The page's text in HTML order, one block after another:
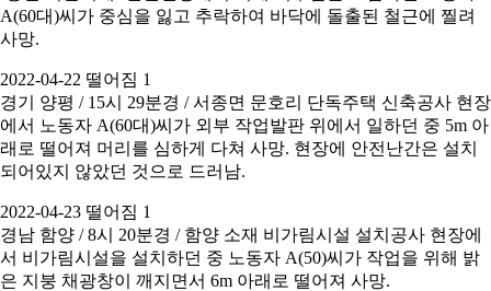
A(60대)씨가 중심을 잃고 추락하여 바닥에 돌출된 철근에 찔려
사망.
2022-04-22 떨어짐 1
경기 양평 / 15시 29분경 / 서종면 문호리 단독주택 신축공사 현장
에서 노동자 A(60대)씨가 외부 작업발판 위에서 일하던 중 5m 아
래로 떨어져 머리를 심하게 다쳐 사망. 현장에 안전난간은 설치
되어있지 않았던 것으로 드러남.
2022-04-23 떨어짐 1
경남 함양 / 8시 20분경 / 함양 소재 비가림시설 설치공사 현장에
서 비가림시설을 설치하던 중 노동자 A(50)씨가 작업을 위해 밝
은 지붕 채광창이 깨지면서 6m 아래로 떨어져 사망.